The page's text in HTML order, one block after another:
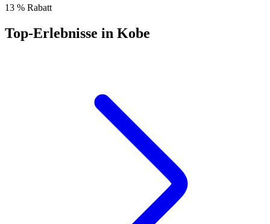
13 % Rabatt
Top-Erlebnisse in Kobe